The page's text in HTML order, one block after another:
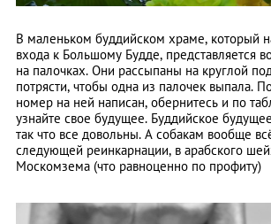
В маленьком буддийском храме, который
входа к Большому Будде, представляется
на палочках. Они рассыпаны на круглой
потрясти, чтобы одна из палочек выпала.
номер на ней написан, обернитесь и по
узнайте свое будущее. Буддийское
так что все довольны. А собакам вообще
следующей реинкарнации, в арабского
Москомзема (что равноценно по профиту)